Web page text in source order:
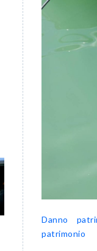
Danno
patrimonio